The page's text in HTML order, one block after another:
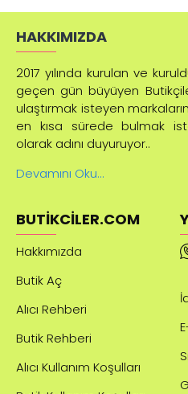
HAKKIMIZDA
2017 yılında kurulan ve
geçen gün büyüyen
ulaştırmak isteyen
en kısa sürede bulmak
olarak adını duyuruyor..
Devamını Oku...
BUTIKCILER.COM
Hakkımızda
Butik Aç
Alıcı Rehberi
Butik Rehberi
Alıcı Kullanım Koşulları